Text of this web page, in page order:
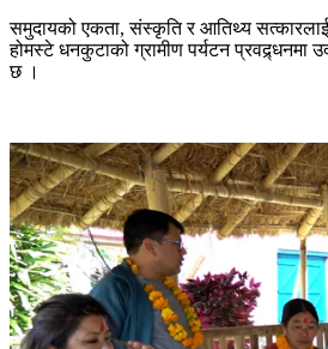
समुदायको एकता, संस्कृति र आतिथ्य
होमस्टे धनकुटाको ग्रामीण पर्यटन प्रवद्र्धनमा
छ ।